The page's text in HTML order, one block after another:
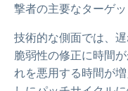
撃者の主要なターゲッ
技術的な側面では、
脆弱性の修正に時間
れを悪用する時間が